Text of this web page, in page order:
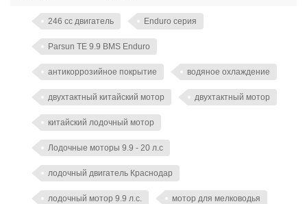
246 cc двигатель Enduro серия
Parsun TE 9.9 BMS Enduro
антикоррозийное покрытие водяное охлаждение
двухтактный китайский мотор двухтактный мотор
китайский лодочный мотор
Лодочные моторы 9.9 - 20 л.с
лодочный двигатель Краснодар
лодочный мотор 9.9 л.с. мотор для мелководья